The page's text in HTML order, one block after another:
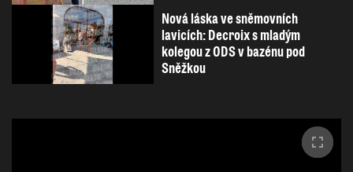
Nová láska ve sněmovních
lavicích: Decroix s mladým
kolegou z ODS v bazénu pod
Sněžkou